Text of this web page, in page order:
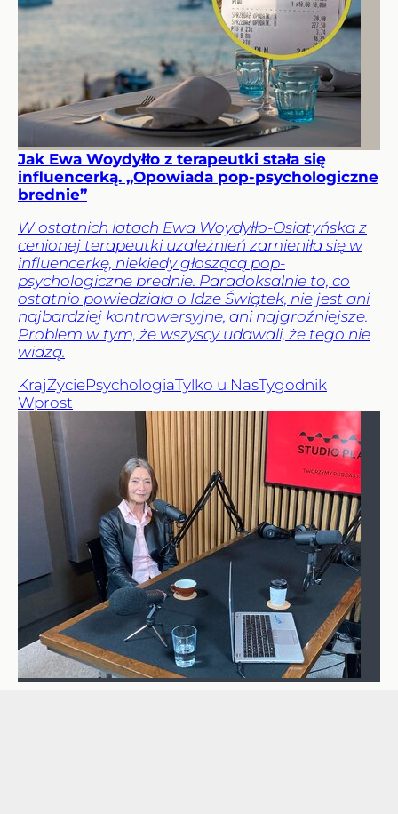
Jak Ewa Woydyłło z terapeutki stała się
influencerką. „Opowiada pop-psychologiczne
brednie”
W ostatnich latach Ewa Woydyłło-Osiatyńska z
cenionej terapeutki uzależnień zamieniła się w
influencerkę, niekiedy głoszącą pop-
psychologiczne brednie. Paradoksalnie to, co
ostatnio powiedziała o Idze Świątek, nie jest ani
najbardziej kontrowersyjne, ani najgroźniejsze.
Problem w tym, że wszyscy udawali, że tego nie
widzą.
KrajŻyciePsychologiaTylko u NasTygodnik
Wprost